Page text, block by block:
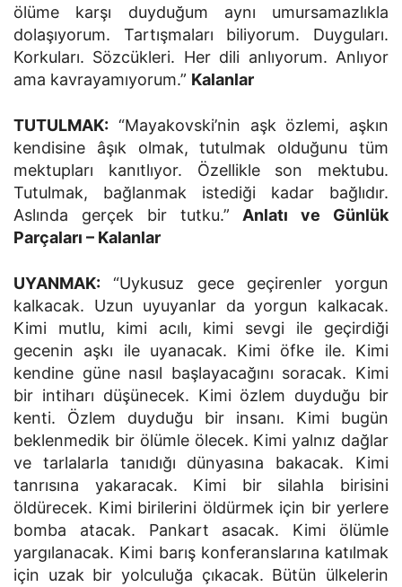
ölüme karşı duyduğum aynı umursamazlıkla
dolaşıyorum. Tartışmaları biliyorum. Duyguları.
Korkuları. Sözcükleri. Her dili anlıyorum. Anlıyor
ama kavrayamıyorum.” Kalanlar
TUTULMAK: “Mayakovski’nin aşk özlemi, aşkın
kendisine âşık olmak, tutulmak olduğunu tüm
mektupları kanıtlıyor. Özellikle son mektubu.
Tutulmak, bağlanmak istediği kadar bağlıdır.
Aslında gerçek bir tutku.” Anlatı ve Günlük
Parçaları – Kalanlar
UYANMAK: “Uykusuz gece geçirenler yorgun
kalkacak. Uzun uyuyanlar da yorgun kalkacak.
Kimi mutlu, kimi acılı, kimi sevgi ile geçirdiği
gecenin aşkı ile uyanacak. Kimi öfke ile. Kimi
kendine güne nasıl başlayacağını soracak. Kimi
bir intiharı düşünecek. Kimi özlem duyduğu bir
kenti. Özlem duyduğu bir insanı. Kimi bugün
beklenmedik bir ölümle ölecek. Kimi yalnız dağlar
ve tarlalarla tanıdığı dünyasına bakacak. Kimi
tanrısına yakaracak. Kimi bir silahla birisini
öldürecek. Kimi birilerini öldürmek için bir yerlere
bomba atacak. Pankart asacak. Kimi ölümle
yargılanacak. Kimi barış konferanslarına katılmak
için uzak bir yolculuğa çıkacak. Bütün ülkelerin